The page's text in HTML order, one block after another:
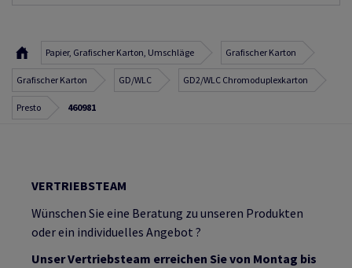
Papier, Grafischer Karton, Umschläge Grafischer Karton
Grafischer Karton GD/WLC GD2/WLC Chromoduplexkarton
Presto 460981
VERTRIEBSTEAM
Wünschen Sie eine Beratung zu unseren Produkten
oder ein individuelles Angebot ?
Unser Vertriebsteam erreichen Sie von Montag bis